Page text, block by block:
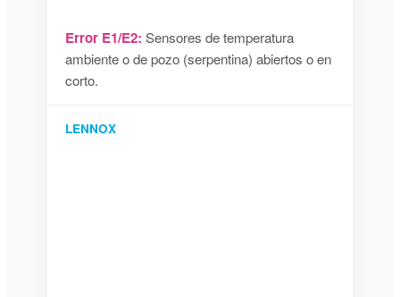
Error E1/E2: Sensores de temperatura
ambiente o de pozo (serpentina) abiertos o en
corto.
LENNOX